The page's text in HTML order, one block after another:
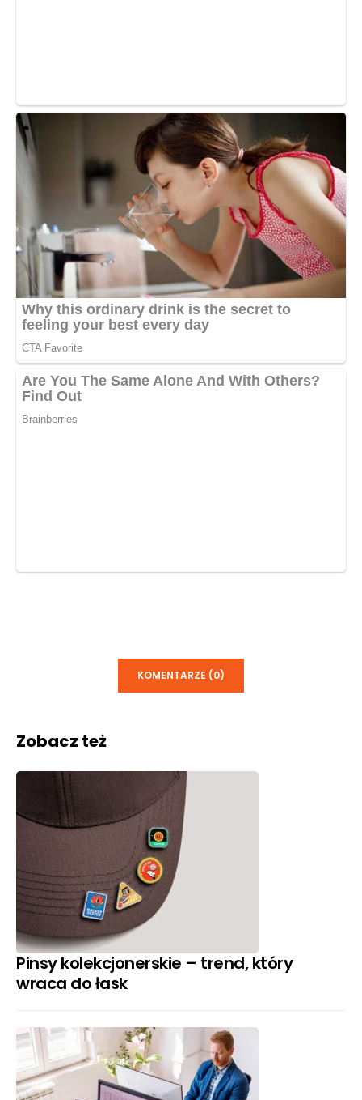
KOMENTARZE (0)
Zobacz też
Pinsy kolekcjonerskie – trend, który
wraca do łask